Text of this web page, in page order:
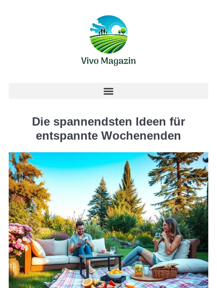
Die spannendsten Ideen für
entspannte Wochenenden